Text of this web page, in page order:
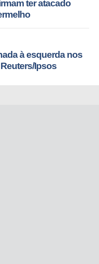
ter atacado
à esquerda nos
Ipsos